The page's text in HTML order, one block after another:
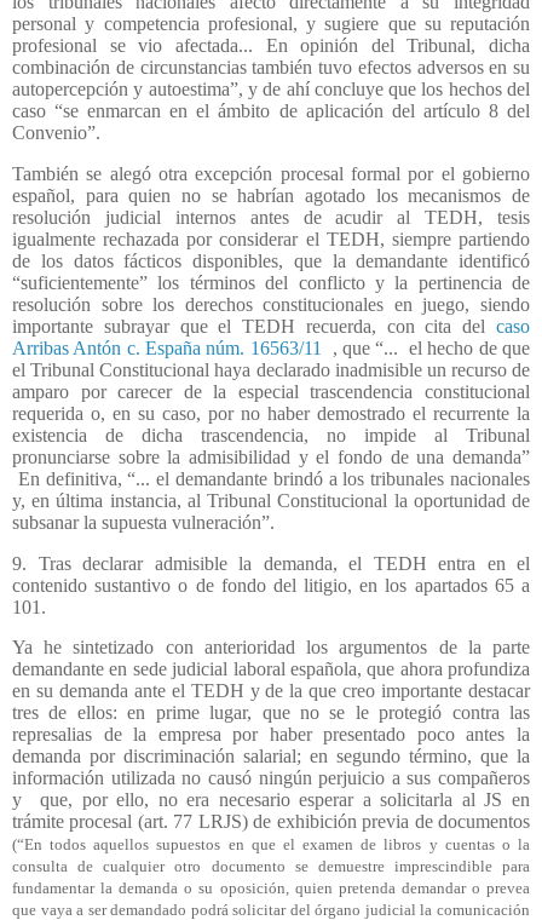
personal y competencia profesional, y sugiere que su reputación
profesional se vio afectada... En opinión del Tribunal, dicha
combinación de circunstancias también tuvo efectos adversos en su
autopercepción y autoestima”, y de ahí concluye que los hechos del
caso “se enmarcan en el ámbito de aplicación del artículo 8 del
Convenio”.
También se alegó otra excepción procesal formal por el gobierno
español, para quien no se habrían agotado los mecanismos de
resolución judicial internos antes de acudir al TEDH, tesis
igualmente rechazada por considerar el TEDH, siempre partiendo
de los datos fácticos disponibles, que la demandante identificó
“suficientemente” los términos del conflicto y la pertinencia de
resolución sobre los derechos constitucionales en juego, siendo
importante subrayar que el TEDH recuerda, con cita del caso
Arribas Antón c. España núm. 16563/11
, que “... el hecho de que
el Tribunal Constitucional haya declarado inadmisible un recurso de
amparo por carecer de la especial trascendencia constitucional
requerida o, en su caso, por no haber demostrado el recurrente la
existencia de dicha trascendencia, no impide al Tribunal
pronunciarse sobre la admisibilidad y el fondo de una demanda”
En definitiva, “... el demandante brindó a los tribunales nacionales
y, en última instancia, al Tribunal Constitucional la oportunidad de
subsanar la supuesta vulneración”.
9. Tras declarar admisible la demanda, el TEDH entra en el
contenido sustantivo o de fondo del litigio, en los apartados 65 a
101.
Ya he sintetizado con anterioridad los argumentos de la parte
demandante en sede judicial laboral española, que ahora profundiza
en su demanda ante el TEDH y de la que creo importante destacar
tres de ellos: en prime lugar, que no se le protegió contra las
represalias de la empresa por haber presentado poco antes la
demanda por discriminación salarial; en segundo término, que la
información utilizada no causó ningún perjuicio a sus compañeros
y
que, por ello, no era necesario esperar a solicitarla al JS en
trámite procesal (art. 77 LRJS) de exhibición previa de documentos
(“En todos aquellos supuestos en que el examen de libros y cuentas o la
consulta de cualquier otro documento se demuestre imprescindible para
fundamentar la demanda o su oposición, quien pretenda demandar o prevea
que vaya a ser demandado podrá solicitar del órgano judicial la comunicación